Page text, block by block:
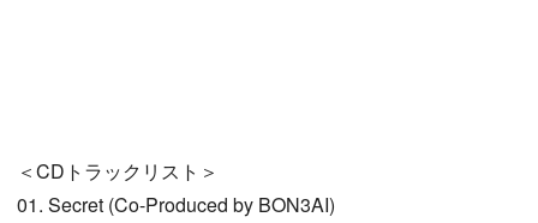
＜CDトラックリスト＞
01. Secret (Co-Produced by BON3AI)